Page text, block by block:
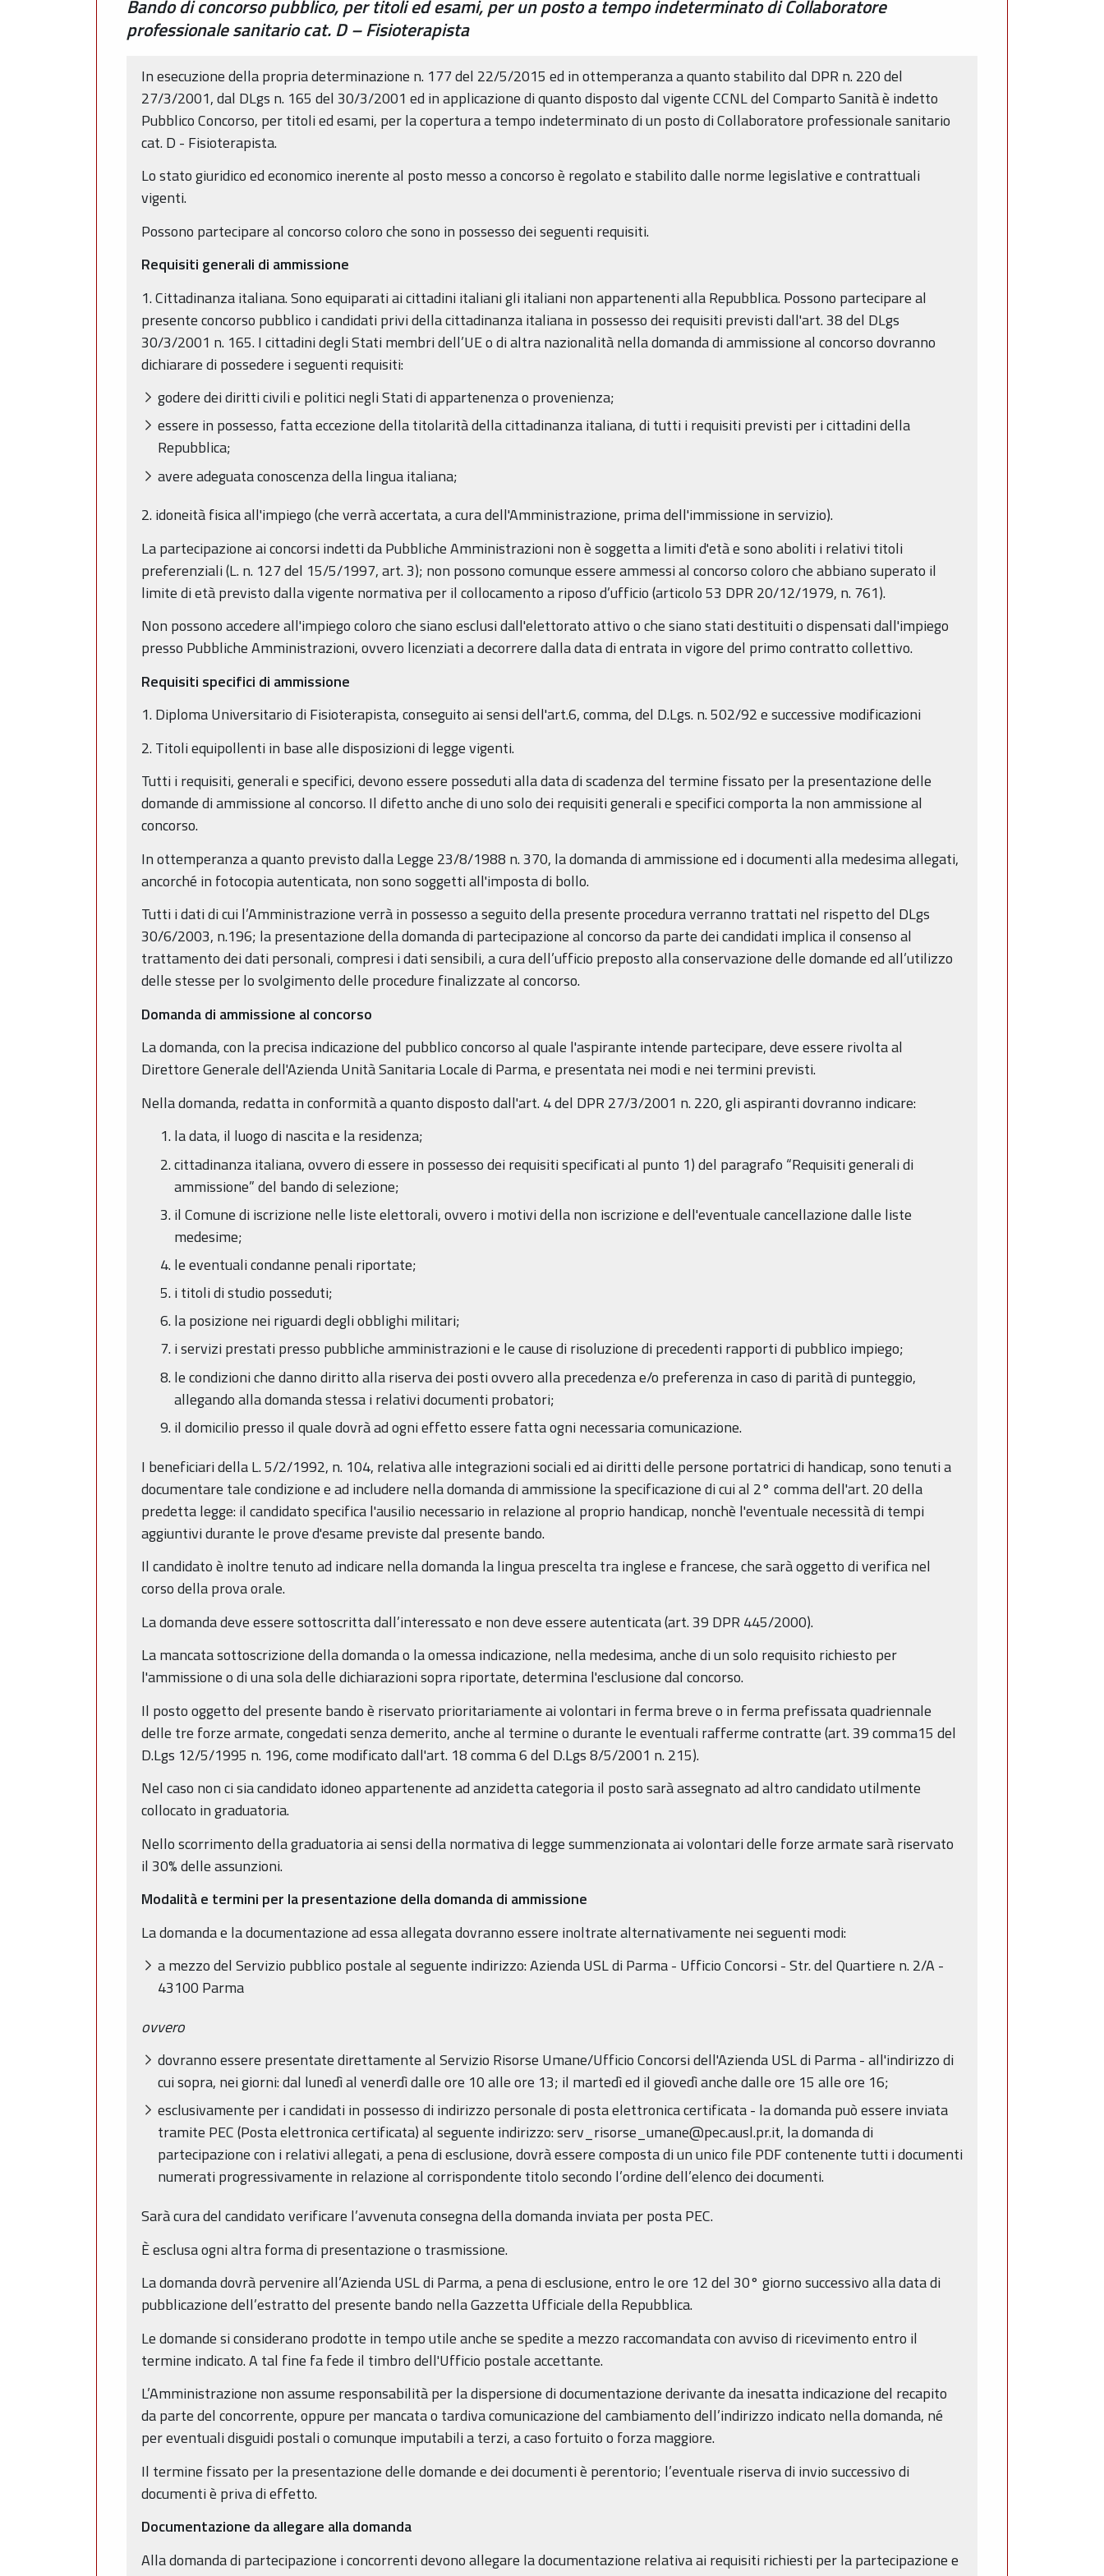
Bando di concorso pubblico, per titoli ed esami, per un posto a tempo indeterminato di Collaboratore
professionale sanitario cat. D – Fisioterapista
In esecuzione della propria determinazione n. 177 del 22/5/2015 ed in ottemperanza a quanto stabilito dal DPR n. 220 del
27/3/2001, dal DLgs n. 165 del 30/3/2001 ed in applicazione di quanto disposto dal vigente CCNL del Comparto Sanità è indetto
Pubblico Concorso, per titoli ed esami, per la copertura a tempo indeterminato di un posto di Collaboratore professionale sanitario
cat. D - Fisioterapista.
Lo stato giuridico ed economico inerente al posto messo a concorso è regolato e stabilito dalle norme legislative e contrattuali
vigenti.
Possono partecipare al concorso coloro che sono in possesso dei seguenti requisiti.
Requisiti generali di ammissione
1. Cittadinanza italiana. Sono equiparati ai cittadini italiani gli italiani non appartenenti alla Repubblica. Possono partecipare al
presente concorso pubblico i candidati privi della cittadinanza italiana in possesso dei requisiti previsti dall'art. 38 del DLgs
30/3/2001 n. 165. I cittadini degli Stati membri dell’UE o di altra nazionalità nella domanda di ammissione al concorso dovranno
dichiarare di possedere i seguenti requisiti:
godere dei diritti civili e politici negli Stati di appartenenza o provenienza;
essere in possesso, fatta eccezione della titolarità della cittadinanza italiana, di tutti i requisiti previsti per i cittadini della
Repubblica;
avere adeguata conoscenza della lingua italiana;
2. idoneità fisica all'impiego (che verrà accertata, a cura dell'Amministrazione, prima dell'immissione in servizio).
La partecipazione ai concorsi indetti da Pubbliche Amministrazioni non è soggetta a limiti d'età e sono aboliti i relativi titoli
preferenziali (L. n. 127 del 15/5/1997, art. 3); non possono comunque essere ammessi al concorso coloro che abbiano superato il
limite di età previsto dalla vigente normativa per il collocamento a riposo d’ufficio (articolo 53 DPR 20/12/1979, n. 761).
Non possono accedere all'impiego coloro che siano esclusi dall'elettorato attivo o che siano stati destituiti o dispensati dall'impiego
presso Pubbliche Amministrazioni, ovvero licenziati a decorrere dalla data di entrata in vigore del primo contratto collettivo.
Requisiti specifici di ammissione
1. Diploma Universitario di Fisioterapista, conseguito ai sensi dell'art.6, comma, del D.Lgs. n. 502/92 e successive modificazioni
2. Titoli equipollenti in base alle disposizioni di legge vigenti.
Tutti i requisiti, generali e specifici, devono essere posseduti alla data di scadenza del termine fissato per la presentazione delle
domande di ammissione al concorso. Il difetto anche di uno solo dei requisiti generali e specifici comporta la non ammissione al
concorso.
In ottemperanza a quanto previsto dalla Legge 23/8/1988 n. 370, la domanda di ammissione ed i documenti alla medesima allegati,
ancorché in fotocopia autenticata, non sono soggetti all'imposta di bollo.
Tutti i dati di cui l’Amministrazione verrà in possesso a seguito della presente procedura verranno trattati nel rispetto del DLgs
30/6/2003, n.196; la presentazione della domanda di partecipazione al concorso da parte dei candidati implica il consenso al
trattamento dei dati personali, compresi i dati sensibili, a cura dell’ufficio preposto alla conservazione delle domande ed all’utilizzo
delle stesse per lo svolgimento delle procedure finalizzate al concorso.
Domanda di ammissione al concorso
La domanda, con la precisa indicazione del pubblico concorso al quale l'aspirante intende partecipare, deve essere rivolta al
Direttore Generale dell'Azienda Unità Sanitaria Locale di Parma, e presentata nei modi e nei termini previsti.
Nella domanda, redatta in conformità a quanto disposto dall'art. 4 del DPR 27/3/2001 n. 220, gli aspiranti dovranno indicare:
la data, il luogo di nascita e la residenza;
cittadinanza italiana, ovvero di essere in possesso dei requisiti specificati al punto 1) del paragrafo “Requisiti generali di
ammissione” del bando di selezione;
il Comune di iscrizione nelle liste elettorali, ovvero i motivi della non iscrizione e dell'eventuale cancellazione dalle liste
medesime;
le eventuali condanne penali riportate;
i titoli di studio posseduti;
la posizione nei riguardi degli obblighi militari;
i servizi prestati presso pubbliche amministrazioni e le cause di risoluzione di precedenti rapporti di pubblico impiego;
le condizioni che danno diritto alla riserva dei posti ovvero alla precedenza e/o preferenza in caso di parità di punteggio,
allegando alla domanda stessa i relativi documenti probatori;
il domicilio presso il quale dovrà ad ogni effetto essere fatta ogni necessaria comunicazione.
I beneficiari della L. 5/2/1992, n. 104, relativa alle integrazioni sociali ed ai diritti delle persone portatrici di handicap, sono tenuti a
documentare tale condizione e ad includere nella domanda di ammissione la specificazione di cui al 2° comma dell'art. 20 della
predetta legge: il candidato specifica l'ausilio necessario in relazione al proprio handicap, nonchè l'eventuale necessità di tempi
aggiuntivi durante le prove d'esame previste dal presente bando.
Il candidato è inoltre tenuto ad indicare nella domanda la lingua prescelta tra inglese e francese, che sarà oggetto di verifica nel
corso della prova orale.
La domanda deve essere sottoscritta dall’interessato e non deve essere autenticata (art. 39 DPR 445/2000).
La mancata sottoscrizione della domanda o la omessa indicazione, nella medesima, anche di un solo requisito richiesto per
l'ammissione o di una sola delle dichiarazioni sopra riportate, determina l'esclusione dal concorso.
Il posto oggetto del presente bando è riservato prioritariamente ai volontari in ferma breve o in ferma prefissata quadriennale
delle tre forze armate, congedati senza demerito, anche al termine o durante le eventuali rafferme contratte (art. 39 comma15 del
D.Lgs 12/5/1995 n. 196, come modificato dall'art. 18 comma 6 del D.Lgs 8/5/2001 n. 215).
Nel caso non ci sia candidato idoneo appartenente ad anzidetta categoria il posto sarà assegnato ad altro candidato utilmente
collocato in graduatoria.
Nello scorrimento della graduatoria ai sensi della normativa di legge summenzionata ai volontari delle forze armate sarà riservato
il 30% delle assunzioni.
Modalità e termini per la presentazione della domanda di ammissione
La domanda e la documentazione ad essa allegata dovranno essere inoltrate alternativamente nei seguenti modi:
a mezzo del Servizio pubblico postale al seguente indirizzo: Azienda USL di Parma - Ufficio Concorsi - Str. del Quartiere n. 2/A -
43100 Parma
ovvero
dovranno essere presentate direttamente al Servizio Risorse Umane/Ufficio Concorsi dell'Azienda USL di Parma - all'indirizzo di
cui sopra, nei giorni: dal lunedì al venerdì dalle ore 10 alle ore 13; il martedì ed il giovedì anche dalle ore 15 alle ore 16;
esclusivamente per i candidati in possesso di indirizzo personale di posta elettronica certificata - la domanda può essere inviata
tramite PEC (Posta elettronica certificata) al seguente indirizzo: serv_risorse_umane@pec.ausl.pr.it, la domanda di
partecipazione con i relativi allegati, a pena di esclusione, dovrà essere composta di un unico file PDF contenente tutti i documenti
numerati progressivamente in relazione al corrispondente titolo secondo l’ordine dell’elenco dei documenti.
Sarà cura del candidato verificare l’avvenuta consegna della domanda inviata per posta PEC.
È esclusa ogni altra forma di presentazione o trasmissione.
La domanda dovrà pervenire all’Azienda USL di Parma, a pena di esclusione, entro le ore 12 del 30° giorno successivo alla data di
pubblicazione dell’estratto del presente bando nella Gazzetta Ufficiale della Repubblica.
Le domande si considerano prodotte in tempo utile anche se spedite a mezzo raccomandata con avviso di ricevimento entro il
termine indicato. A tal fine fa fede il timbro dell'Ufficio postale accettante.
L’Amministrazione non assume responsabilità per la dispersione di documentazione derivante da inesatta indicazione del recapito
da parte del concorrente, oppure per mancata o tardiva comunicazione del cambiamento dell’indirizzo indicato nella domanda, né
per eventuali disguidi postali o comunque imputabili a terzi, a caso fortuito o forza maggiore.
Il termine fissato per la presentazione delle domande e dei documenti è perentorio; l’eventuale riserva di invio successivo di
documenti è priva di effetto.
Documentazione da allegare alla domanda
Alla domanda di partecipazione i concorrenti devono allegare la documentazione relativa ai requisiti richiesti per la partecipazione e